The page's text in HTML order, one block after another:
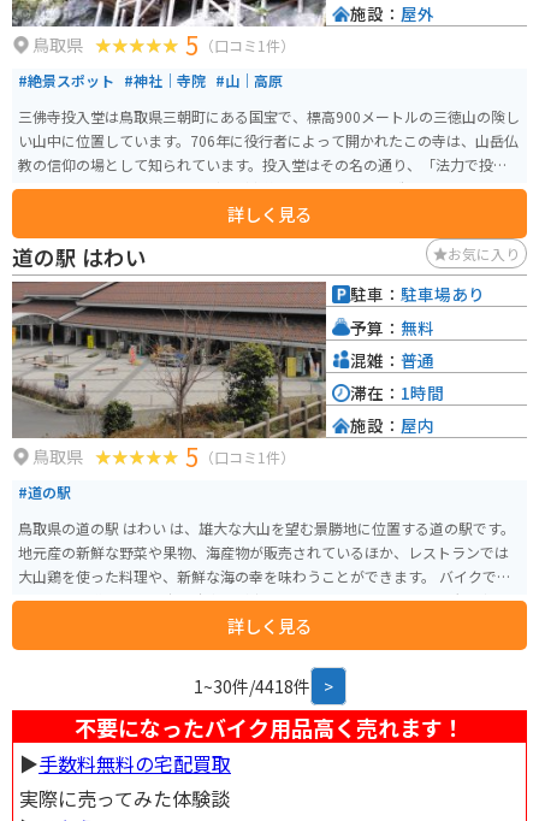
鳥取県 5 （口コミ1件）
#絶景スポット #神社｜寺院 #山｜高原
三佛寺投入堂は鳥取県三朝町にある国宝で、標高900メートルの三徳山の険し
い山中に位置しています。706年に役行者によって開かれたこの寺は、山岳仏
教の信仰の場として知られています。投入堂はその名の通り、「法力で投げ
入れられた」と伝えられるほどの断崖絶壁に建つ特異な構造をしており、日
本一危険な国宝とも称されます。 歴史的価値だけでなく、登山をしながら自
然の美しさも堪能できます。ただし、参拝には体力と注意が必要で、特に登
山道は急坂で滑りやすいため、動きやすい服装と靴で訪れてください。
詳しく見る
施設： 屋外
道の駅 はわい お気に入り
鳥取県 5 （口コミ1件）
#道の駅
鳥取県の道の駅 はわい は、雄大な大山を望む景勝地に位置する道の駅です。
地元産の新鮮な野菜や果物、海産物が販売されているほか、レストランでは
大山鶏を使った料理や、新鮮な海の幸を味わうことができます。 バイクで訪
れる場合、道の駅には広い駐車場が完備されているので安心です。大山方面
へ続くワインディングロードは、景色も良くツーリングにも最適です。周辺
には、大山まきばみるくの里や、木谷ワイン工房など、観光スポットも充実
しています。鳥取県西部を訪れた際には、ぜひ道の駅 はわい に立ち寄ってみ
詳しく見る
駐車： 駐車場あり
予算： 無料
混雑： 普通
滞在： 1時間
施設： 屋内
1~30件/4418件 >
不要になったバイク用品高く売れます！
▶︎手数料無料の宅配買取
実際に売ってみた体験談